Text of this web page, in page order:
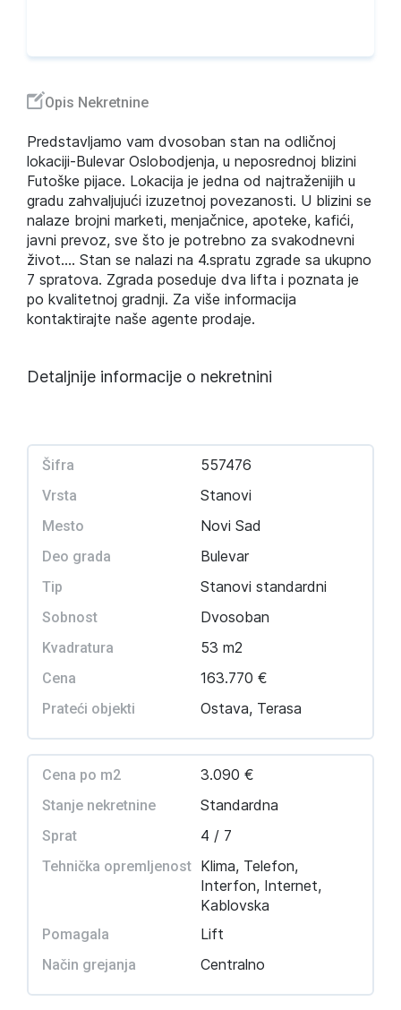
Opis Nekretnine
Predstavljamo vam dvosoban stan na odličnoj
lokaciji-Bulevar Oslobodjenja, u neposrednoj blizini
Futoške pijace. Lokacija je jedna od najtraženijih u
gradu zahvaljujući izuzetnoj povezanosti. U blizini se
nalaze brojni marketi, menjačnice, apoteke, kafići,
javni prevoz, sve što je potrebno za svakodnevni
život.... Stan se nalazi na 4.spratu zgrade sa ukupno
7 spratova. Zgrada poseduje dva lifta i poznata je
po kvalitetnoj gradnji. Za više informacija
kontaktirajte naše agente prodaje.
Detaljnije informacije o nekretnini
Šifra 557476
Vrsta Stanovi
Mesto Novi Sad
Deo grada Bulevar
Tip Stanovi standardni
Sobnost Dvosoban
Kvadratura 53 m2
Cena 163.770 €
Prateći objekti Ostava, Terasa
Cena po m2 3.090 €
Stanje nekretnine Standardna
Sprat 4 / 7
Tehnička opremljenost Klima, Telefon,
Interfon, Internet,
Kablovska
Pomagala Lift
Način grejanja Centralno